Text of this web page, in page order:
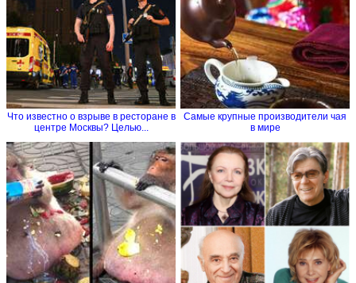
Что известно о взрыве в ресторане в
центре Москвы? Целью...
Самые крупные производители чая
в мире